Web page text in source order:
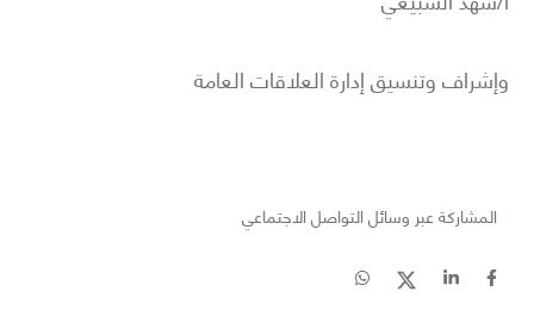
وإشراف وتنسيق إدارة العلاقات العامة
المشاركة عبر وسائل التواصل الاجتماعي